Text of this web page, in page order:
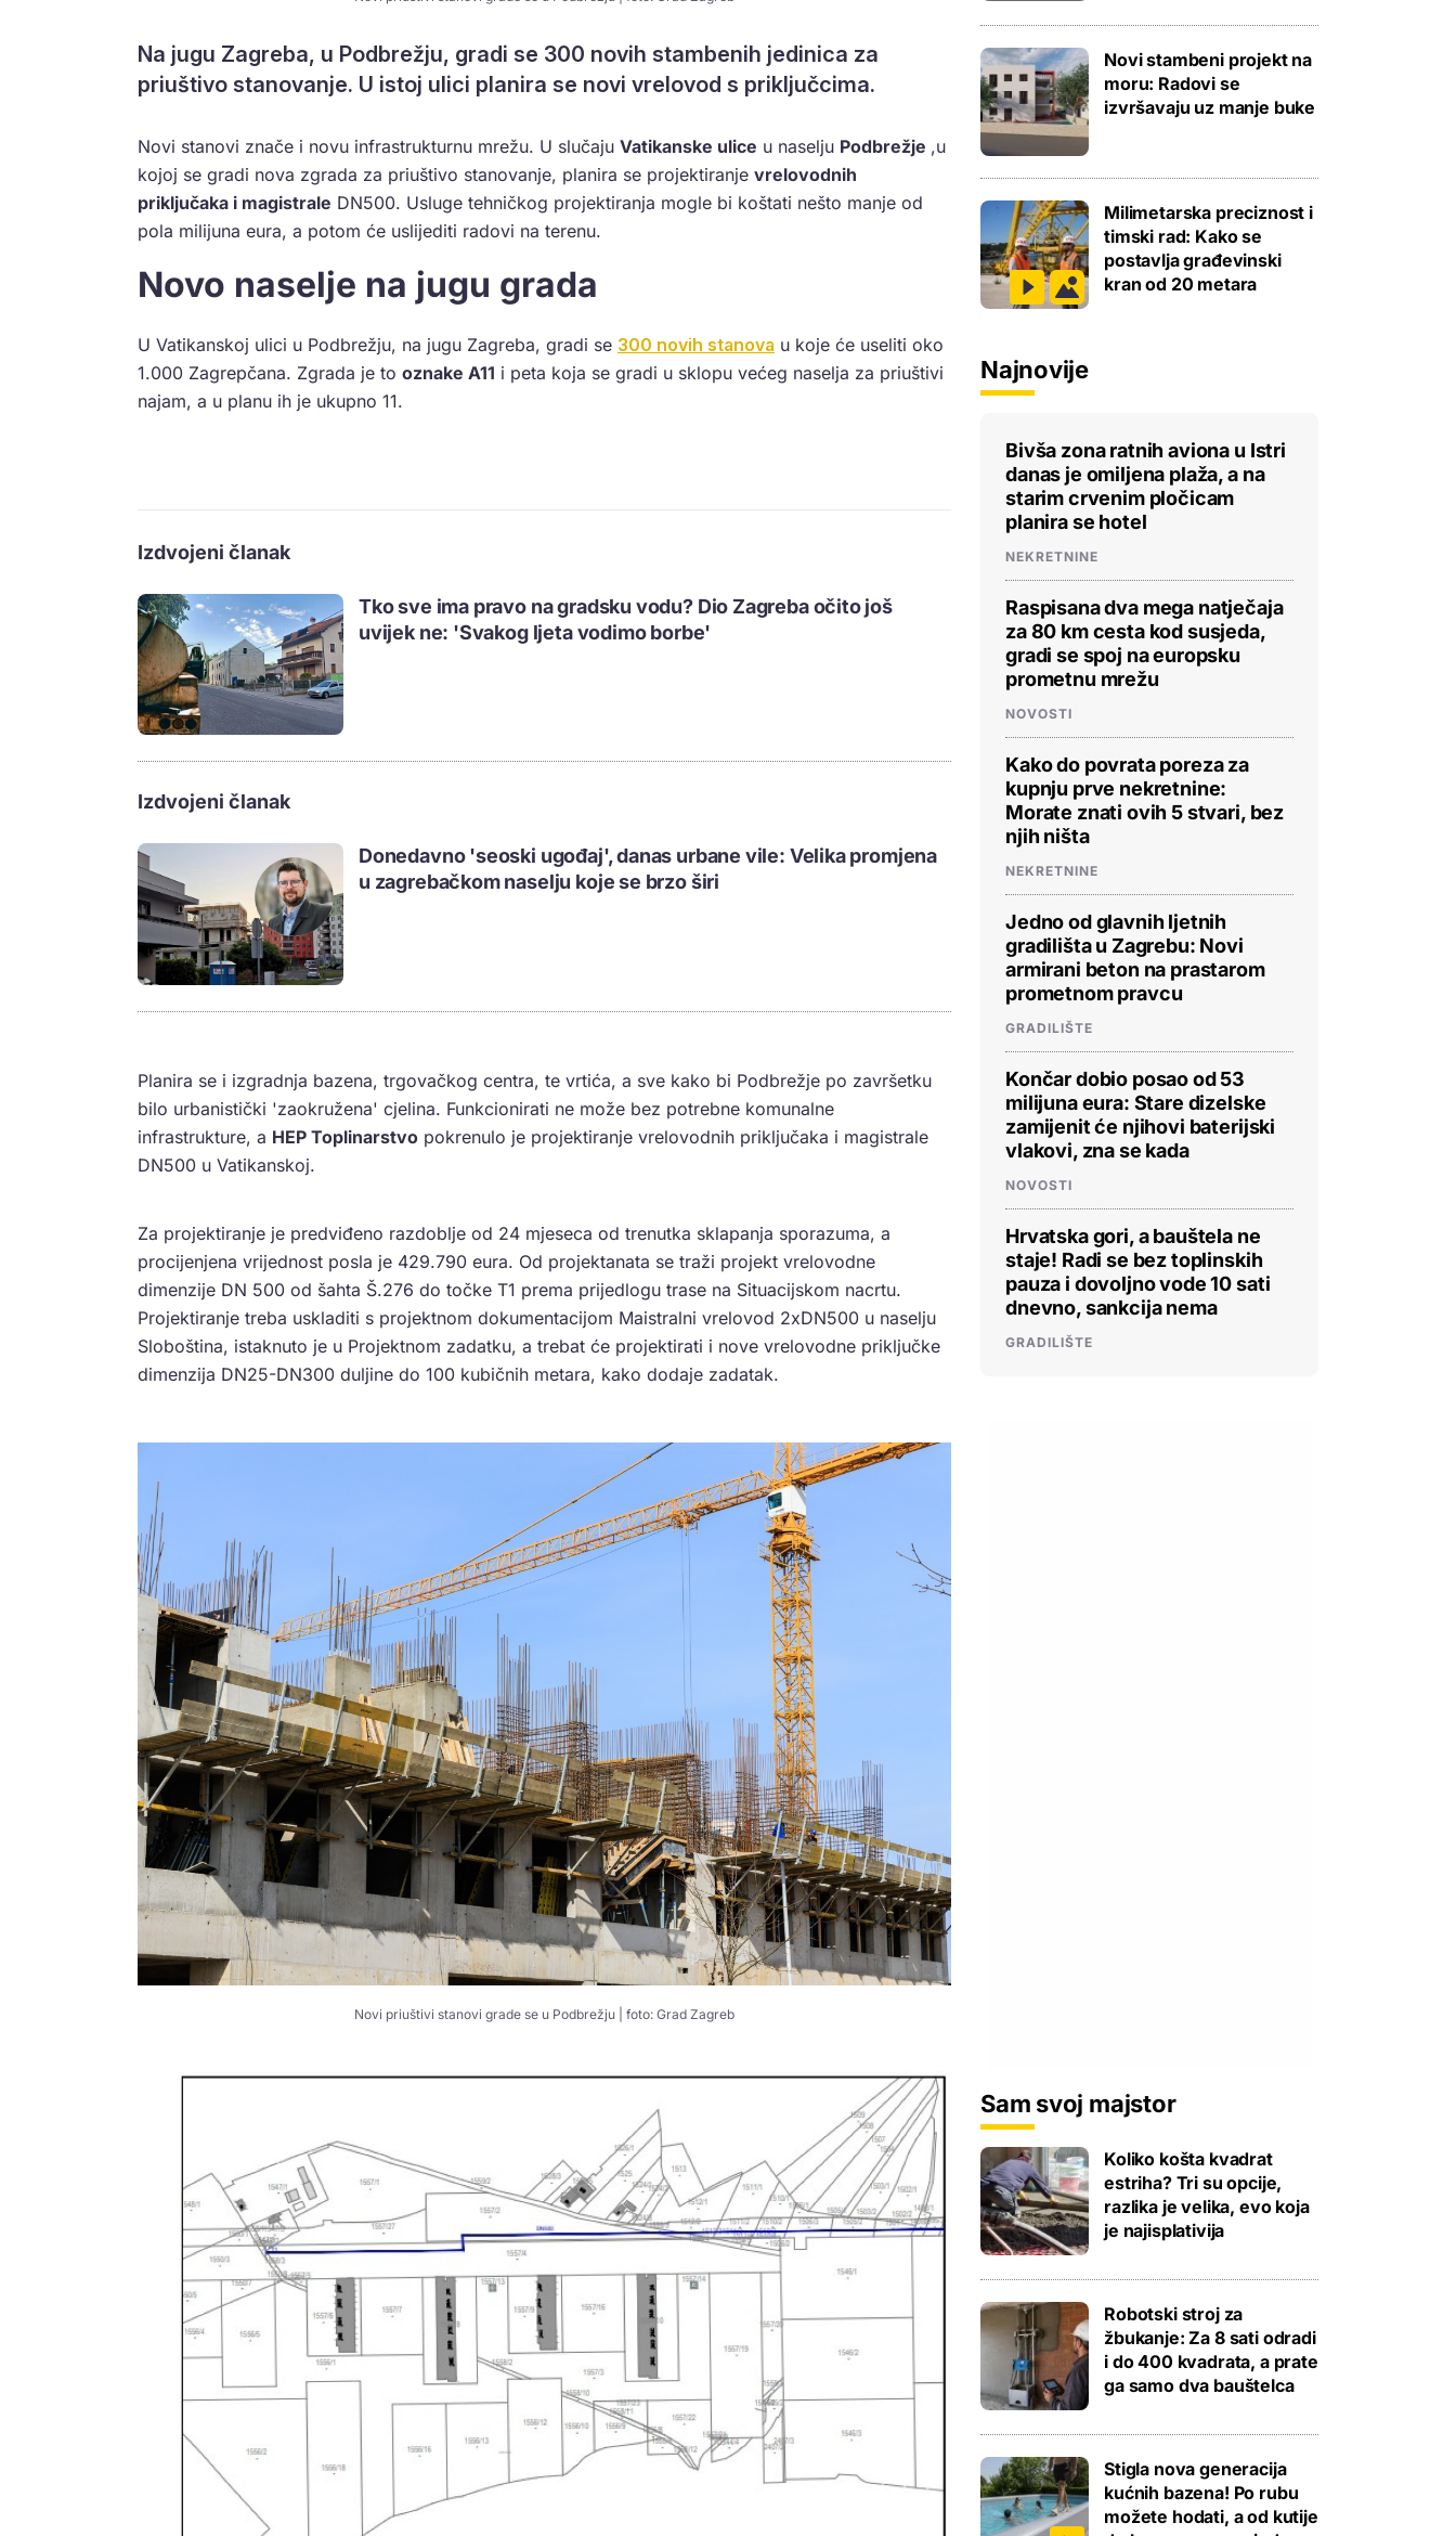
Na jugu Zagreba, u Podbrežju, gradi se 300 novih stambenih jedinica za
priuštivo stanovanje. U istoj ulici planira se novi vrelovod s priključcima.
Novi stanovi znače i novu infrastrukturnu mrežu. U slučaju Vatikanske ulice u naselju Podbrežje ,u
kojoj se gradi nova zgrada za priuštivo stanovanje, planira se projektiranje vrelovodnih
priključaka i magistrale DN500. Usluge tehničkog projektiranja mogle bi koštati nešto manje od
pola milijuna eura, a potom će uslijediti radovi na terenu.
Novo naselje na jugu grada
U Vatikanskoj ulici u Podbrežju, na jugu Zagreba, gradi se 300 novih stanova u koje će useliti oko
1.000 Zagrepčana. Zgrada je to oznake A11 i peta koja se gradi u sklopu većeg naselja za priuštivi
najam, a u planu ih je ukupno 11.
Izdvojeni članak
Tko sve ima pravo na gradsku vodu? Dio Zagreba očito još
uvijek ne: 'Svakog ljeta vodimo borbe'
Izdvojeni članak
Donedavno 'seoski ugođaj', danas urbane vile: Velika promjena
u zagrebačkom naselju koje se brzo širi
Planira se i izgradnja bazena, trgovačkog centra, te vrtića, a sve kako bi Podbrežje po završetku
bilo urbanistički 'zaokružena' cjelina. Funkcionirati ne može bez potrebne komunalne
infrastrukture, a HEP Toplinarstvo pokrenulo je projektiranje vrelovodnih priključaka i magistrale
DN500 u Vatikanskoj.
Za projektiranje je predviđeno razdoblje od 24 mjeseca od trenutka sklapanja sporazuma, a
procijenjena vrijednost posla je 429.790 eura. Od projektanata se traži projekt vrelovodne
dimenzije DN 500 od šahta Š.276 do točke T1 prema prijedlogu trase na Situacijskom nacrtu.
Projektiranje treba uskladiti s projektnom dokumentacijom Maistralni vrelovod 2xDN500 u naselju
Sloboština, istaknuto je u Projektnom zadatku, a trebat će projektirati i nove vrelovodne priključke
dimenzija DN25-DN300 duljine do 100 kubičnih metara, kako dodaje zadatak.
Novi priuštivi stanovi grade se u Podbrežju | foto: Grad Zagreb
Novi stambeni projekt na
moru: Radovi se
izvršavaju uz manje buke
Milimetarska preciznost i
timski rad: Kako se
postavlja građevinski
kran od 20 metara
Najnovije
Bivša zona ratnih aviona u Istri
danas je omiljena plaža, a na
starim crvenim pločicam
planira se hotel
NEKRETNINE
Raspisana dva mega natječaja
za 80 km cesta kod susjeda,
gradi se spoj na europsku
prometnu mrežu
NOVOSTI
Kako do povrata poreza za
kupnju prve nekretnine:
Morate znati ovih 5 stvari, bez
njih ništa
NEKRETNINE
Jedno od glavnih ljetnih
gradilišta u Zagrebu: Novi
armirani beton na prastarom
prometnom pravcu
GRADILIŠTE
Končar dobio posao od 53
milijuna eura: Stare dizelske
zamijenit će njihovi baterijski
vlakovi, zna se kada
NOVOSTI
Hrvatska gori, a bauštela ne
staje! Radi se bez toplinskih
pauza i dovoljno vode 10 sati
dnevno, sankcija nema
GRADILIŠTE
Sam svoj majstor
Koliko košta kvadrat
estriha? Tri su opcije,
razlika je velika, evo koja
je najisplativija
Robotski stroj za
žbukanje: Za 8 sati odradi
i do 400 kvadrata, a prate
ga samo dva bauštelca
Stigla nova generacija
kućnih bazena! Po rubu
možete hodati, a od kutije